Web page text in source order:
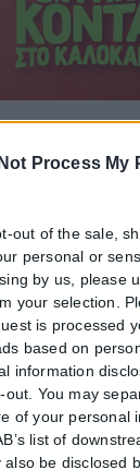
Process My
out of the sale,
personal or
by us, please
your selection.
is processed
based on
information
out. You may
of your personal
list of
also be disclosed